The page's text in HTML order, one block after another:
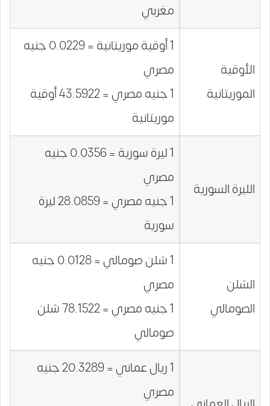
مغربي
الأوقية
الموريتانية
1 أوقية موريتانية = 0.0229 جنيه
مصري
1 جنيه مصري = 43.5922 أوقية
موريتانية
الليرة السورية
1 ليرة سورية = 0.0356 جنيه
مصري
1 جنيه مصري = 28.0859 ليرة
سورية
الشلن
الصومالي
1 شلن صومالي = 0.0128 جنيه
مصري
1 جنيه مصري = 78.1522 شلن
صومالي
1 ريال عماني = 20.3289 جنيه
مصري